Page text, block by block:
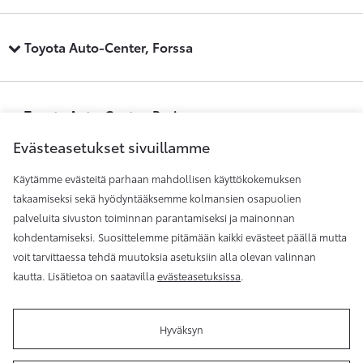
Toyota Auto-Center, Forssa
Toyota Auto-Center, Pori
Toyota Auto-Center, Raisio
Toyota Auto-Center, Rauma
Evästeasetukset sivuillamme
Käytämme evästeitä parhaan mahdollisen käyttökokemuksen
takaamiseksi sekä hyödyntääksemme kolmansien osapuolien
palveluita sivuston toiminnan parantamiseksi ja mainonnan
kohdentamiseksi. Suosittelemme pitämään kaikki evästeet päällä mutta
voit tarvittaessa tehdä muutoksia asetuksiin alla olevan valinnan
kautta. Lisätietoa on saatavilla evästeasetuksissa.
Hyväksyn